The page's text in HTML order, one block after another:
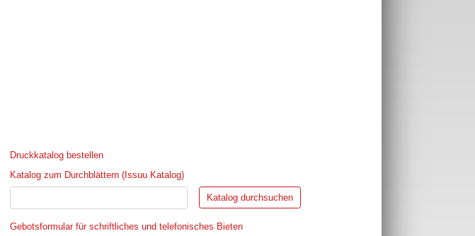
Druckkatalog bestellen
Katalog zum Durchblättern (Issuu Katalog)
Gebotsformular für schriftliches und telefonisches Bieten